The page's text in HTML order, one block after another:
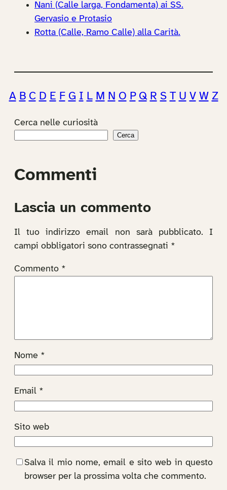
Nani (Calle larga, Fondamenta) ai SS.
Gervasio e Protasio
Rotta (Calle, Ramo Calle) alla Carità.
A B C D E F G I L M N O P Q R S T U V W Z
Cerca nelle curiosità
Cerca
Commenti
Lascia un commento
Il tuo indirizzo email non sarà pubblicato.
I
campi obbligatori sono contrassegnati *
Commento *
Nome *
Email *
Sito web
Salva il mio nome, email e sito web in questo
browser per la prossima volta che commento.